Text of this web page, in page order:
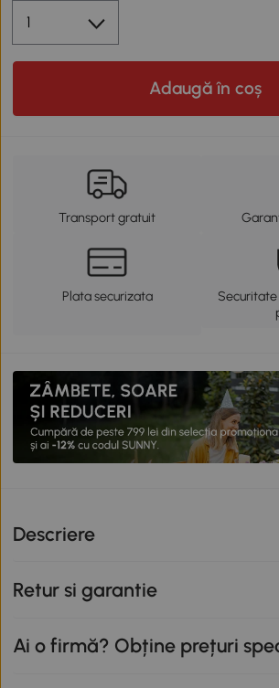
Adaugă în coș
Transport gratuit
Plata securizata
Descriere
Retur si garantie
Ai o firmă? Obține prețuri